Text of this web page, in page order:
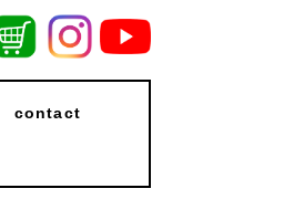
contact